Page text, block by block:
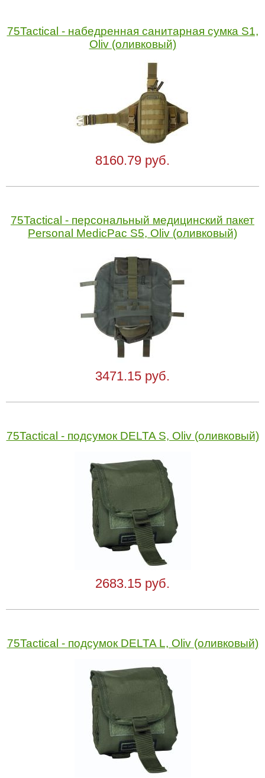
75Tactical - набедренная санитарная сумка S1,
Oliv (оливковый)
8160.79 руб.
75Tactical - персональный медицинский пакет
Personal MedicPac S5, Oliv (оливковый)
3471.15 руб.
75Tactical - подсумок DELTA S, Oliv (оливковый)
2683.15 руб.
75Tactical - подсумок DELTA L, Oliv (оливковый)